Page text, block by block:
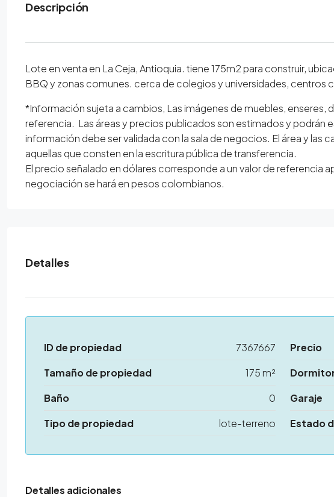
Descripción
Lote en venta en La Ceja, Antioquia. tiene 175m2 para construir,
BBQ y zonas comunes. cerca de colegios y universidades, centros
*Información sujeta a cambios, Las imágenes de muebles,
referencia. Las áreas y precios publicados son estimados y podrán
información debe ser validada con la sala de negocios. El área y las
aquellas que consten en la escritura pública de transferencia.
El precio señalado en dólares corresponde a un valor de referencia
negociación se hará en pesos colombianos.
Detalles
ID de propiedad 7367667 Precio
Tamaño de propiedad
175 m²
Baño
0 Garaje
Tipo de propiedad
lote-terreno Estado
Detalles adicionales